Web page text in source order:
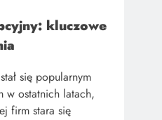
kluczowe
się popularnym
w ostatnich latach,
firm stara się